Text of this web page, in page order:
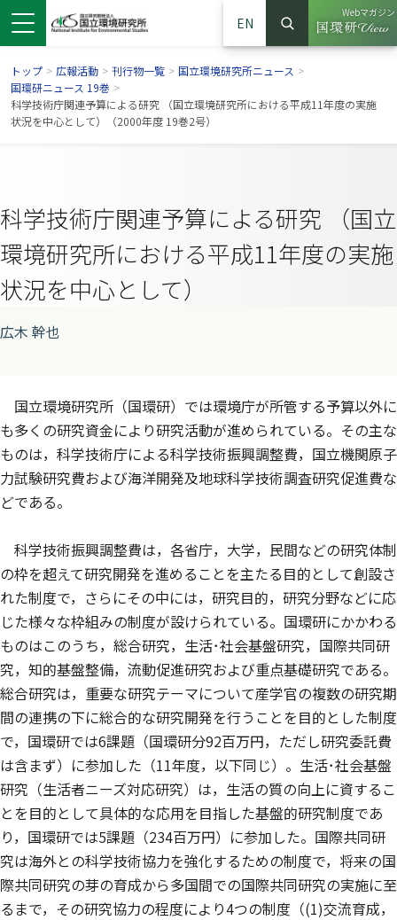
EN
サイト内検索
検索
Webマガジン
（別ウイ
トップ > 広報活動 > 刊行物一覧 > 国立環境研究所ニュース >
国環研ニュース 19巻 >
科学技術庁関連予算による研究 （国立環境研究所における平成11年度の実施
状況を中心として）（2000年度 19巻2号）
科学技術庁関連予算による研究 （国立
環境研究所における平成11年度の実施
状況を中心として）
広木 幹也
国立環境研究所（国環研）では環境庁が所管する予算以外に
も多くの研究資金により研究活動が進められている。その主な
ものは，科学技術庁による科学技術振興調整費，国立機関原子
力試験研究費および海洋開発及地球科学技術調査研究促進費な
どである。
科学技術振興調整費は，各省庁，大学，民間などの研究体制
の枠を超えて研究開発を進めることを主たる目的として創設さ
れた制度で，さらにその中には，研究目的，研究分野などに応
じた様々な枠組みの制度が設けられている。国環研にかかわる
ものはこのうち，総合研究，生活･社会基盤研究，国際共同研
究，知的基盤整備，流動促進研究および重点基礎研究である。
総合研究は，重要な研究テーマについて産学官の複数の研究期
間の連携の下に総合的な研究開発を行うことを目的とした制度
で，国環研では6課題（国環研分92百万円，ただし研究委託費
は含まず）に参加した（11年度，以下同じ）。生活･社会基盤
研究（生活者ニーズ対応研究）は，生活の質の向上に資するこ
とを目的として具体的な応用を目指した基盤的研究制度であ
り，国環研では5課題（234百万円）に参加した。国際共同研
究は海外との科学技術協力を強化するための制度で，将来の国
際共同研究の芽の育成から多国間での国際共同研究の実施に至
るまで，その研究協力の程度により4つの制度（(1)交流育成，